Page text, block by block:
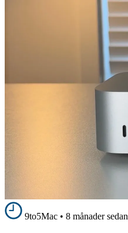
9to5Mac • 8 månader sedan